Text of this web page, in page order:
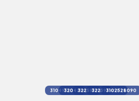
3104936250
3204256337
32259396313225944597
3102528090